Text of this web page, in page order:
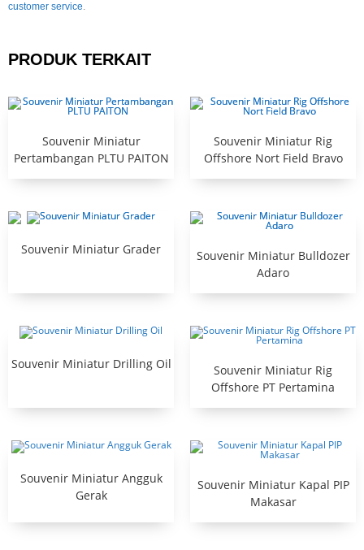
customer service.
PRODUK TERKAIT
Souvenir Miniatur
Pertambangan PLTU PAITON
Souvenir Miniatur Rig
Offshore Nort Field Bravo
Souvenir Miniatur Grader
Souvenir Miniatur Bulldozer
Adaro
Souvenir Miniatur Drilling Oil
Souvenir Miniatur Rig
Offshore PT Pertamina
Souvenir Miniatur Angguk
Gerak
Souvenir Miniatur Kapal PIP
Makasar